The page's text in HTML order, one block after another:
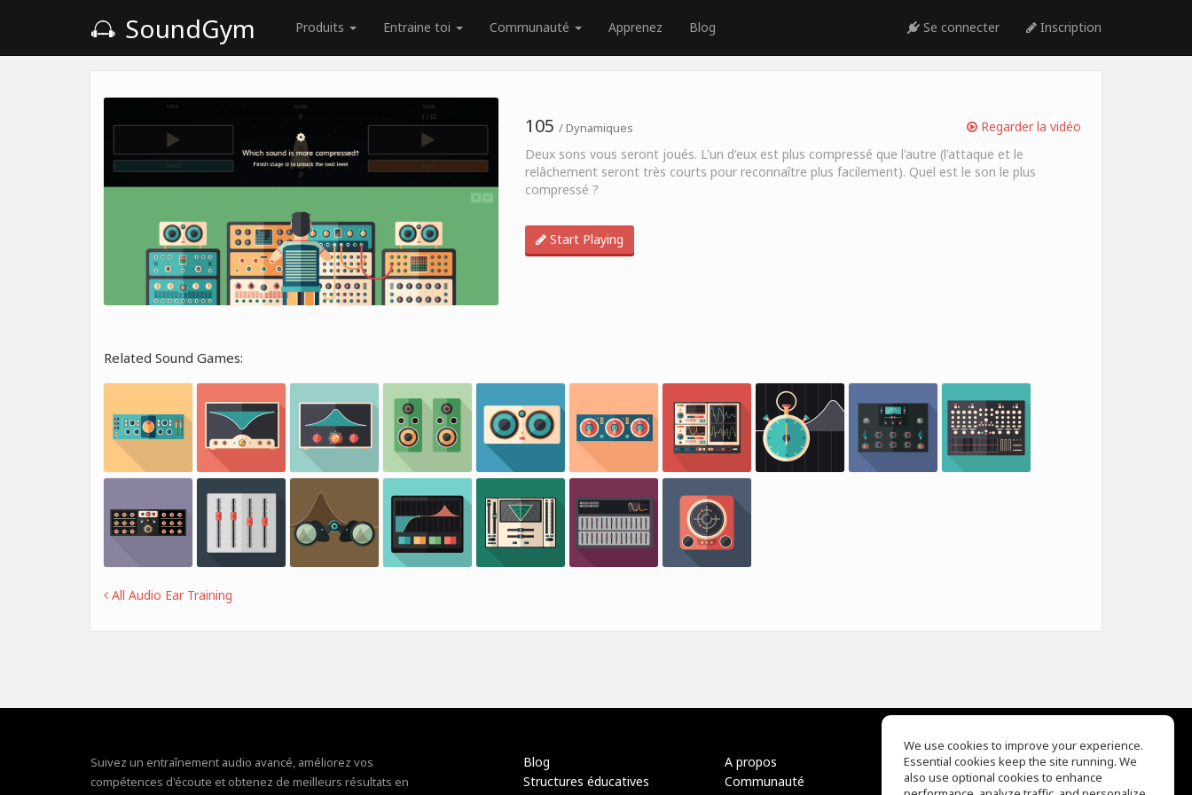
SoundGym Produits Entraine toi Communauté Apprenez Blog Se connecter Inscription
Regarder la vidéo
105 / Dynamiques
Deux sons vous seront joués. L'un d'eux est plus compressé que l'autre (l'attaque et le
relâchement seront très courts pour reconnaître plus facilement). Quel est le son le plus
compressé ?
Start Playing
Related Sound Games:
All Audio Ear Training
Suivez un entraînement audio avancé, améliorez vos
compétences d'écoute et obtenez de meilleurs résultats en
Blog
Structures éducatives
A propos
Communauté
EQ Ear Training
Drum Machine
We use cookies to improve your experience.
Essential cookies keep the site running. We
also use optional cookies to enhance